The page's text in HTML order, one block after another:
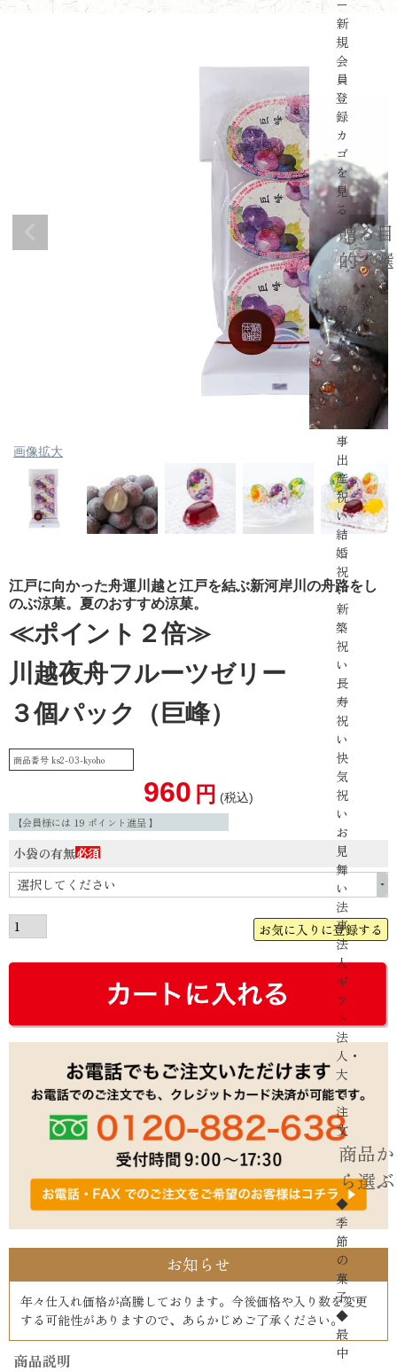
ー
新
規
会
員
登
録
カ
ゴ
を
見
る
贈る目
的で選
ぶ
叙
勲・
褒
章
法
事・
仏
事
出
産
祝
い
結
婚
祝
い
新
築
祝
い
長
寿
祝
い
快
気
祝
い
お
見
舞
い
法
事
法
人
ギ
フ
ト
法
人・
大
口
注
文
商品か
ら選ぶ
◆
季
節
の
菓
子
◆
最
中
画像拡大
江戸に向かった舟運川越と江戸を結ぶ新河岸川の舟路をし
のぶ涼菓。夏のおすすめ涼菓。
≪ポイント２倍≫
川越夜舟フルーツゼリー
３個パック（巨峰）
商品番号 ks2-03-kyoho
960
税込
【会員様には 19 ポイント進呈 】
小袋の有無
(必
須)
お気に入りに登録する
お知らせ
年々仕入れ価格が高騰しております。今後価格や入り数を変更
する可能性がありますので、あらかじめご了承ください。
商品説明